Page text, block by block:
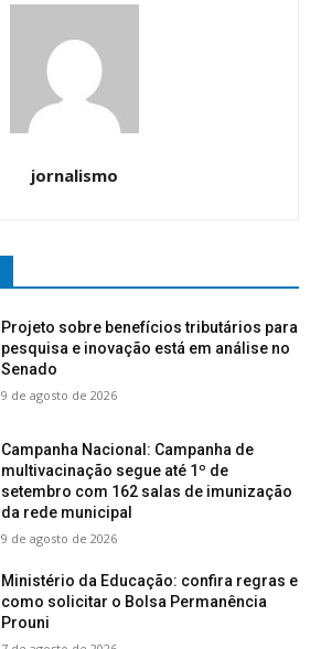
jornalismo
Projeto sobre benefícios tributários para
pesquisa e inovação está em análise no
Senado
9 de agosto de 2026
Campanha Nacional: Campanha de
multivacinação segue até 1º de
setembro com 162 salas de imunização
da rede municipal
9 de agosto de 2026
Ministério da Educação: confira regras e
como solicitar o Bolsa Permanência
Prouni